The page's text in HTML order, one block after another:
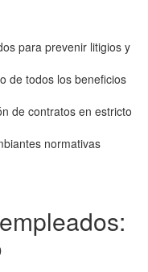
para prevenir litigios y
de todos los beneficios
de contratos en estricto
normativas